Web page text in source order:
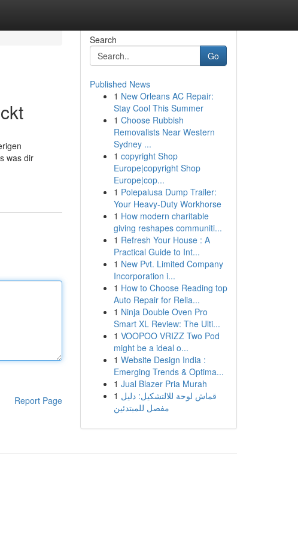
was dir
Report Page
Search
Go
Published News
1 New Orleans AC Repair:
Stay Cool This Summer
1 Choose Rubbish
Removalists Near Western
Sydney ...
1 copyright Shop
Europe|copyright Shop
Europe|cop...
1 Polepalusa Dump Trailer:
Your Heavy-Duty Workhorse
1 How modern charitable
giving reshapes communiti...
1 Refresh Your House : A
Practical Guide to Int...
1 New Pvt. Limited Company
Incorporation i...
1 How to Choose Reading top
Auto Repair for Relia...
1 Ninja Double Oven Pro
Smart XL Review: The Ulti...
1 VOOPOO VRIZZ Two Pod
might be a ideal o...
1 Website Design India :
Emerging Trends & Optima...
1 Jual Blazer Pria Murah
1 قماش لوحة للالتشكيل: دليل
مفصل للمبتدئين